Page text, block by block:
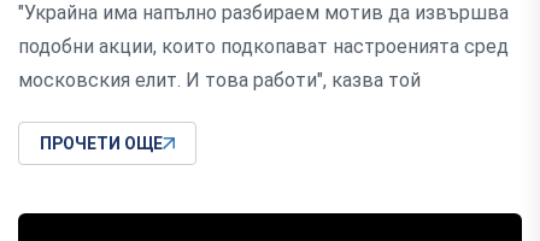
"Украйна има напълно разбираем мотив да извършва
подобни акции, които подкопават настроенията сред
московския елит. И това работи", казва той
ПРОЧЕТИ ОЩЕ